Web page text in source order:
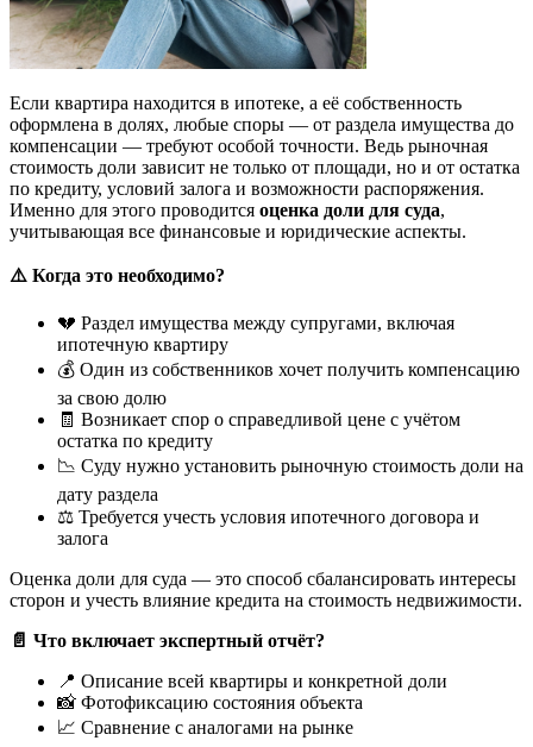
Если квартира находится в ипотеке, а её собственность
оформлена в долях, любые споры — от раздела имущества до
компенсации — требуют особой точности. Ведь рыночная
стоимость доли зависит не только от площади, но и от остатка
по кредиту, условий залога и возможности распоряжения.
Именно для этого проводится оценка доли для суда,
учитывающая все финансовые и юридические аспекты.
⚠️ Когда это необходимо?
💔 Раздел имущества между супругами, включая
ипотечную квартиру
💰 Один из собственников хочет получить компенсацию
за свою долю
🧾 Возникает спор о справедливой цене с учётом
остатка по кредиту
📉 Суду нужно установить рыночную стоимость доли на
дату раздела
⚖️ Требуется учесть условия ипотечного договора и
залога
Оценка доли для суда — это способ сбалансировать интересы
сторон и учесть влияние кредита на стоимость недвижимости.
📄 Что включает экспертный отчёт?
📍 Описание всей квартиры и конкретной доли
📸 Фотофиксацию состояния объекта
📈 Сравнение с аналогами на рынке